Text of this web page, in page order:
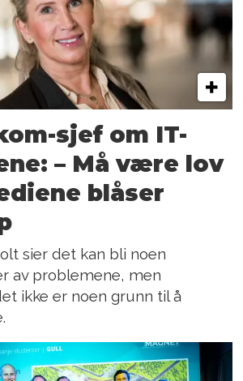
sjef om IT-
– Må være lov
blåser
sier det kan bli noen
av problemene, men
ikke er noen grunn til å